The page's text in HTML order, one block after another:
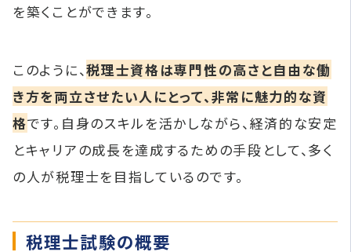
を築くことができます。
このように、税理士資格は専門性の高さと自由な働
き方を両立させたい人にとって、非常に魅力的な資
格です。自身のスキルを活かしながら、経済的な安定
とキャリアの成長を達成するための手段として、多く
の人が税理士を目指しているのです。
税理士試験の概要